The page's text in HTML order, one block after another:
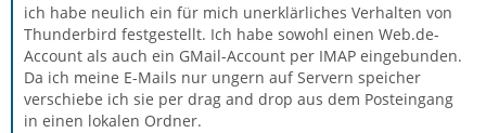
ich habe neulich ein für mich unerklärliches Verhalten von
Thunderbird festgestellt. Ich habe sowohl einen Web.de-
Account als auch ein GMail-Account per IMAP eingebunden.
Da ich meine E-Mails nur ungern auf Servern speicher
verschiebe ich sie per drag and drop aus dem Posteingang
in einen lokalen Ordner.